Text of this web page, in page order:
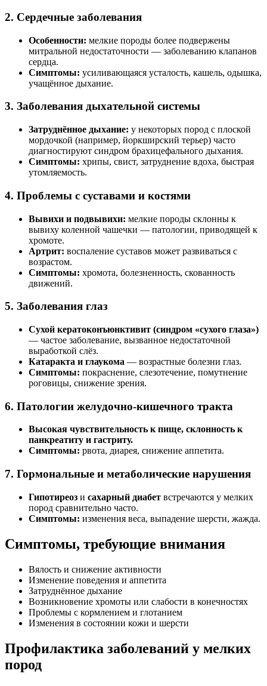
2. Сердечные заболевания
Особенности: мелкие породы более подвержены
митральной недостаточности — заболеванию клапанов
сердца.
Симптомы: усиливающаяся усталость, кашель, одышка,
учащённое дыхание.
3. Заболевания дыхательной системы
Затруднённое дыхание: у некоторых пород с плоской
мордочкой (например, йоркширский терьер) часто
диагностируют синдром брахицефального дыхания.
Симптомы: хрипы, свист, затруднение вдоха, быстрая
утомляемость.
4. Проблемы с суставами и костями
Вывихи и подвывихи: мелкие породы склонны к
вывиху коленной чашечки — патологии, приводящей к
хромоте.
Артрит: воспаление суставов может развиваться с
возрастом.
Симптомы: хромота, болезненность, скованность
движений.
5. Заболевания глаз
Сухой кератоконъюнктивит (синдром «сухого глаза»)
— частое заболевание, вызванное недостаточной
выработкой слёз.
Катаракта и глаукома — возрастные болезни глаз.
Симптомы: покраснение, слезотечение, помутнение
роговицы, снижение зрения.
6. Патологии желудочно-кишечного тракта
Высокая чувствительность к пище, склонность к
панкреатиту и гастриту.
Симптомы: рвота, диарея, снижение аппетита.
7. Гормональные и метаболические нарушения
Гипотиреоз и сахарный диабет встречаются у мелких
пород сравнительно часто.
Симптомы: изменения веса, выпадение шерсти, жажда.
Симптомы, требующие внимания
Вялость и снижение активности
Изменение поведения и аппетита
Затруднённое дыхание
Возникновение хромоты или слабости в конечностях
Проблемы с кормлением и глотанием
Изменения в состоянии кожи и шерсти
Профилактика заболеваний у мелких
пород